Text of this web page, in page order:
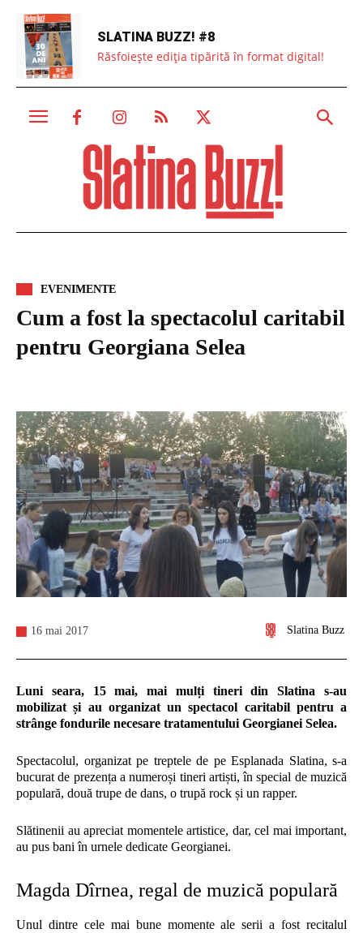
SLATINA BUZZ! #8
Răsfoiește ediția tipărită în format digital!
EVENIMENTE
Cum a fost la spectacolul caritabil
pentru Georgiana Selea
Slatina Buzz
16 mai 2017
Luni seara, 15 mai, mai mulți tineri din Slatina s-au
mobilizat și au organizat un spectacol caritabil pentru a
strânge fondurile necesare tratamentului Georgianei Selea.
Spectacolul, organizat pe treptele de pe Esplanada Slatina, s-a
bucurat de prezența a numeroși tineri artiști, în special de muzică
populară, două trupe de dans, o trupă rock și un rapper.
Slătinenii au apreciat momentele artistice, dar, cel mai important,
au pus bani în urnele dedicate Georgianei.
Magda Dîrnea, regal de muzică populară
Unul dintre cele mai bune momente ale serii a fost recitalul